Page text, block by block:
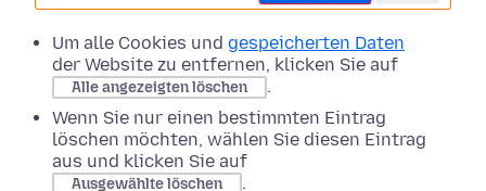
Um alle Cookies und gespeicherten Daten
der Website zu entfernen, klicken Sie auf
Alle angezeigten löschen
.
Wenn Sie nur einen bestimmten Eintrag
löschen möchten, wählen Sie diesen Eintrag
aus und klicken Sie auf
Ausgewählte löschen
.